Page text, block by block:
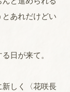
あれだけどい
日が来て。
しく〈花咲長